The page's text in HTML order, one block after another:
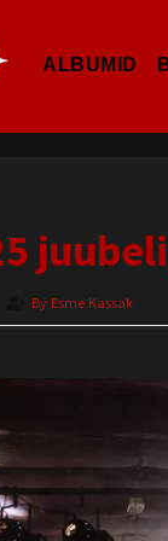
ALBUMID
By Esme Kassak